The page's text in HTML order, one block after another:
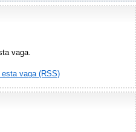
vaga.
vaga (RSS)